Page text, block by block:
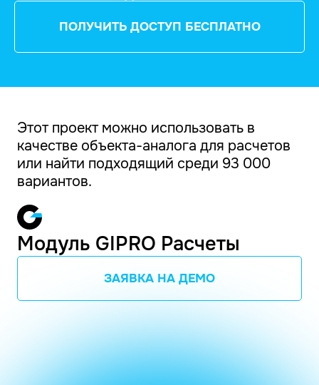
ПОЛУЧИТЬ ДОСТУП БЕСПЛАТНО
Этот проект можно использовать в
качестве объекта-аналога для расчетов
или найти подходящий среди 93 000
вариантов.
Модуль GIPRO Расчеты
ЗАЯВКА НА ДЕМО